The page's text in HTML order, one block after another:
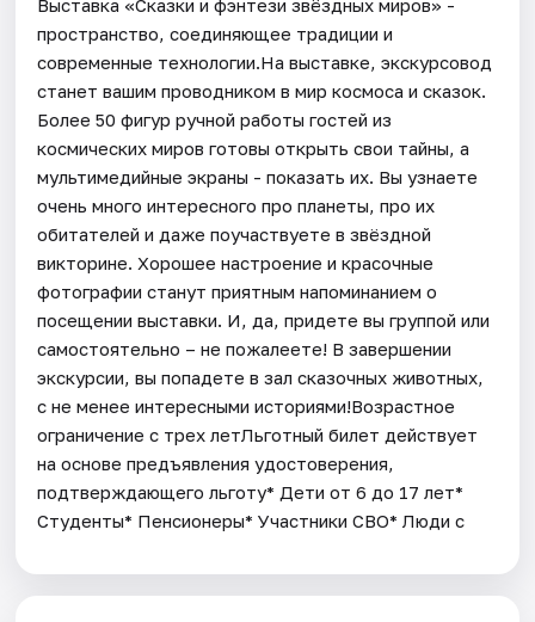
Выставка «Сказки и фэнтези звёздных миров» -
пространство, соединяющее традиции и
современные технологии.На выставке, экскурсовод
станет вашим проводником в мир космоса и сказок.
Более 50 фигур ручной работы гостей из
космических миров готовы открыть свои тайны, а
мультимедийные экраны - показать их. Вы узнаете
очень много интересного про планеты, про их
обитателей и даже поучаствуете в звёздной
викторине. Хорошее настроение и красочные
фотографии станут приятным напоминанием о
посещении выставки. И, да, придете вы группой или
самостоятельно – не пожалеете! В завершении
экскурсии, вы попадете в зал сказочных животных,
с не менее интересными историями!Возрастное
ограничение с трех летЛьготный билет действует
на основе предъявления удостоверения,
подтверждающего льготу* Дети от 6 до 17 лет*
Студенты* Пенсионеры* Участники СВО* Люди с